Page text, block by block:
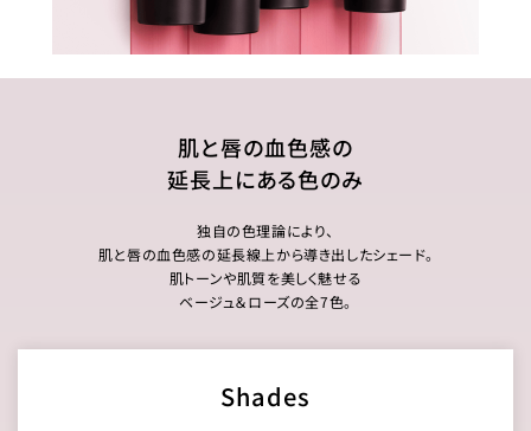
肌と唇の血色感の
延長上にある色のみ
独自の色理論により、
肌と唇の血色感の延長線上から導き出したシェード。
肌トーンや肌質を美しく魅せる
ベージュ＆ローズの全7色。
Shades